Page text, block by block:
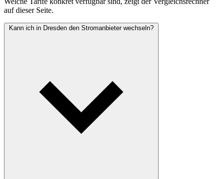
auf dieser Seite.
Kann ich in Dresden den Stromanbieter wechseln?